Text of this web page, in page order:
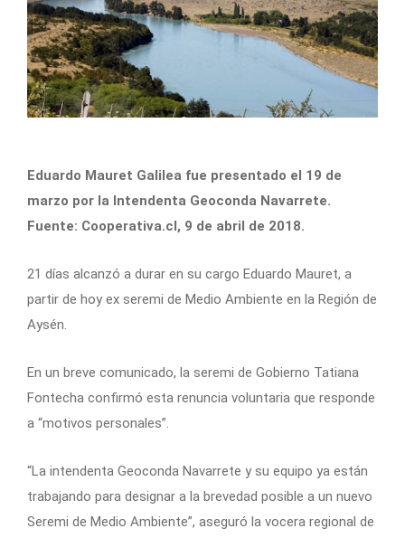
Eduardo Mauret Galilea fue presentado el 19 de
marzo por la Intendenta Geoconda Navarrete.
Fuente: Cooperativa.cl, 9 de abril de 2018.
21 días alcanzó a durar en su cargo Eduardo Mauret, a
partir de hoy ex seremi de Medio Ambiente en la Región de
Aysén.
En un breve comunicado, la seremi de Gobierno Tatiana
Fontecha confirmó esta renuncia voluntaria que responde
a “motivos personales”.
“La intendenta Geoconda Navarrete y su equipo ya están
trabajando para designar a la brevedad posible a un nuevo
Seremi de Medio Ambiente”, aseguró la vocera regional de